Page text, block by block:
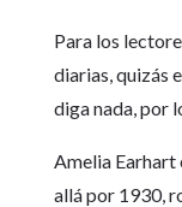
Para los
diarias, quizás
diga nada, por
Amelia Earhart
allá por 1930,